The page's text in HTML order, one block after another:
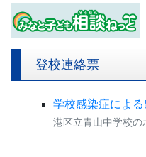
登校連絡票
学校感染症によ
港区立青山中学校の